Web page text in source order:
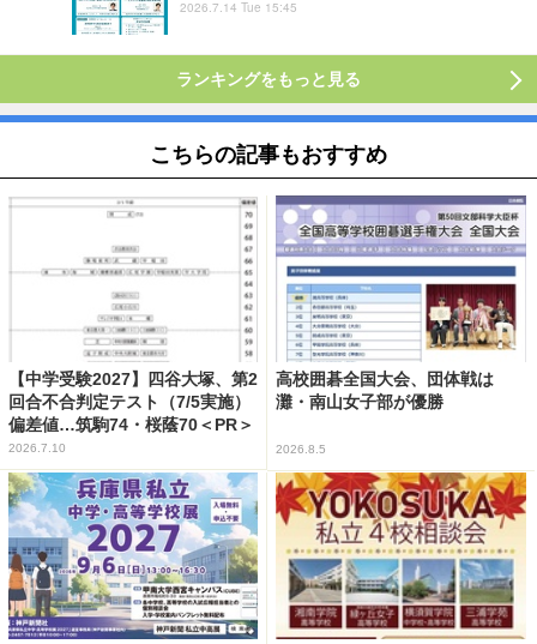
2026.7.14 Tue 15:45
ランキングをもっと見る
こちらの記事もおすすめ
【中学受験2027】四谷大塚、第2
回合不合判定テスト（7/5実施）
偏差値…筑駒74・桜蔭70＜PR＞
2026.7.10
高校囲碁全国大会、団体戦は
灘・南山女子部が優勝
2026.8.5